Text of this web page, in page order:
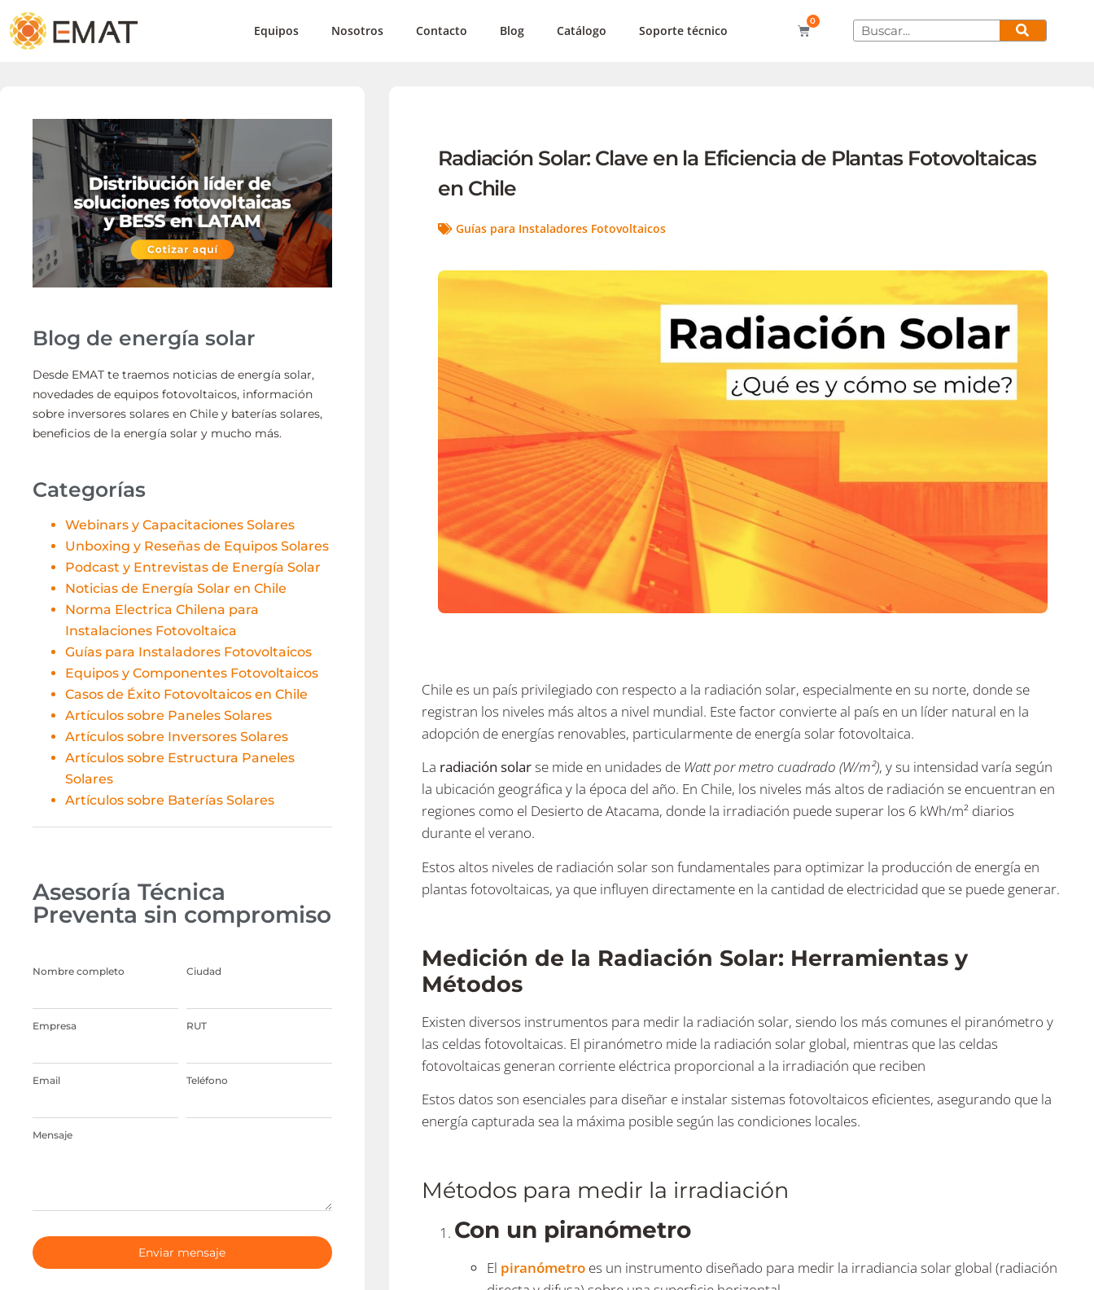
Equipos Nosotros Contacto Blog Catálogo Soporte técnico
0
Blog de energía solar
Desde EMAT te traemos noticias de energía solar,
novedades de equipos fotovoltaicos, información
sobre inversores solares en Chile y baterías solares,
beneficios de la energía solar y mucho más.
Categorías
Webinars y Capacitaciones Solares
Unboxing y Reseñas de Equipos Solares
Podcast y Entrevistas de Energía Solar
Noticias de Energía Solar en Chile
Norma Electrica Chilena para
Instalaciones Fotovoltaica
Guías para Instaladores Fotovoltaicos
Equipos y Componentes Fotovoltaicos
Casos de Éxito Fotovoltaicos en Chile
Artículos sobre Paneles Solares
Artículos sobre Inversores Solares
Artículos sobre Estructura Paneles
Solares
Artículos sobre Baterías Solares
Asesoría Técnica
Preventa sin compromiso
Nombre completo Ciudad
Empresa RUT
Email Teléfono
Mensaje
Enviar mensaje
Radiación Solar: Clave en la Eficiencia de Plantas Fotovoltaicas
en Chile
Guías para Instaladores Fotovoltaicos
Chile es un país privilegiado con respecto a la radiación solar, especialmente en su norte, donde se
registran los niveles más altos a nivel mundial. Este factor convierte al país en un líder natural en la
adopción de energías renovables, particularmente de energía solar fotovoltaica​.
La radiación solarse mide en unidades de Watt por metro cuadrado (W/m²), y su intensidad varía según
la ubicación geográfica y la época del año. En Chile, los niveles más altos de radiación se encuentran en
regiones como el Desierto de Atacama, donde la irradiación puede superar los 6 kWh/m² diarios
durante el verano​.
Estos altos niveles de radiación solar son fundamentales para optimizar la producción de energía en
plantas fotovoltaicas, ya que influyen directamente en la cantidad de electricidad que se puede generar.
Medición de la Radiación Solar: Herramientas y
Métodos
Existen diversos instrumentos para medir la radiación solar, siendo los más comunes el piranómetro y
las celdas fotovoltaicas. El piranómetro mide la radiación solar global, mientras que las celdas
fotovoltaicas generan corriente eléctrica proporcional a la irradiación que reciben​
Estos datos son esenciales para diseñar e instalar sistemas fotovoltaicos eficientes, asegurando que la
energía capturada sea la máxima posible según las condiciones locales.
Métodos para medir la irradiación
Con un piranómetro
El piranómetroes un instrumento diseñado para medir la irradiancia solar global (radiación